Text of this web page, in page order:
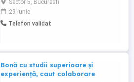
cazare, mâncare, produse igienă totul
inclus. Fara menaj sau gătit doar ce ține
de copii.
Sector 5, Bucuresti
29 iunie
Telefon validat
Bonă cu studii superioare și
experiență, caut colaborare